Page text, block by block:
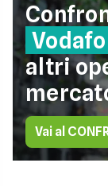
altri
Vai al